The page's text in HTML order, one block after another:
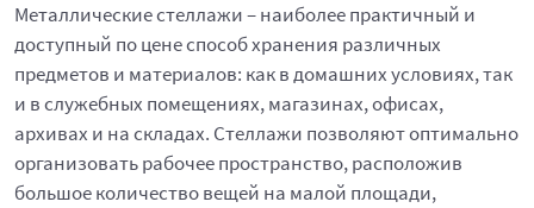
Металлические стеллажи – наиболее практичный и
доступный по цене способ хранения различных
предметов и материалов: как в домашних условиях, так
и в служебных помещениях, магазинах, офисах,
архивах и на складах. Стеллажи позволяют оптимально
организовать рабочее пространство, расположив
большое количество вещей на малой площади,